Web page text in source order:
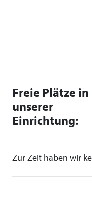
Freie Plätze in
unserer
Einrichtung:
Zur Zeit haben wir